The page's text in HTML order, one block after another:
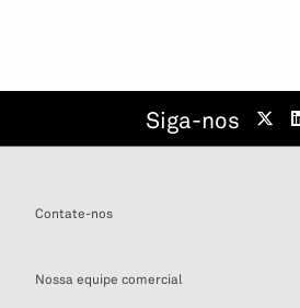
Siga-nos
Contate-nos
Nossa equipe comercial